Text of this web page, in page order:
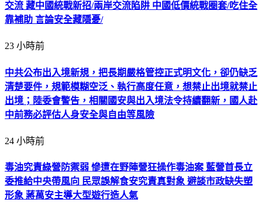
交流 藏中國統戰新招/兩岸交流陷阱 中國低價統戰圈套/吃住全
靠補助 言論安全藏隱憂/
23 小時前
中共公布出入境新規，把長期嚴格管控正式明文化，卻仍缺乏
清楚要件，規範模糊空泛、執行高度任意，想禁止出境就禁止
出境；陸委會警告，相關國安與出入境法令持續翻新，國人赴
中前務必評估人身安全與自由等風險
24 小時前
毒油究責綠營防禦弱 慘遭在野陣營狂操作毒油案 藍營首長立
委推給中央帶風向 民眾誤解食安究責真對象 避談市政缺失塑
形象 蔣萬安主導大型遊行造人氣